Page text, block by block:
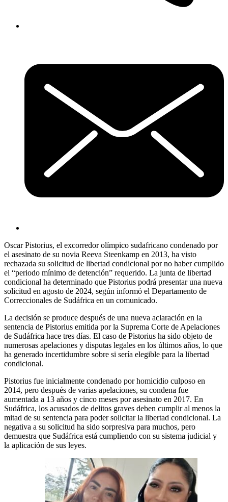
Oscar Pistorius, el excorredor olímpico sudafricano condenado por
el asesinato de su novia Reeva Steenkamp en 2013, ha visto
rechazada su solicitud de libertad condicional por no haber cumplido
el “periodo mínimo de detención” requerido. La junta de libertad
condicional ha determinado que Pistorius podrá presentar una nueva
solicitud en agosto de 2024, según informó el Departamento de
Correccionales de Sudáfrica en un comunicado.
La decisión se produce después de una nueva aclaración en la
sentencia de Pistorius emitida por la Suprema Corte de Apelaciones
de Sudáfrica hace tres días. El caso de Pistorius ha sido objeto de
numerosas apelaciones y disputas legales en los últimos años, lo que
ha generado incertidumbre sobre si sería elegible para la libertad
condicional.
Pistorius fue inicialmente condenado por homicidio culposo en
2014, pero después de varias apelaciones, su condena fue
aumentada a 13 años y cinco meses por asesinato en 2017. En
Sudáfrica, los acusados de delitos graves deben cumplir al menos la
mitad de su sentencia para poder solicitar la libertad condicional. La
negativa a su solicitud ha sido sorpresiva para muchos, pero
demuestra que Sudáfrica está cumpliendo con su sistema judicial y
la aplicación de sus leyes.